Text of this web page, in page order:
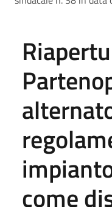
come